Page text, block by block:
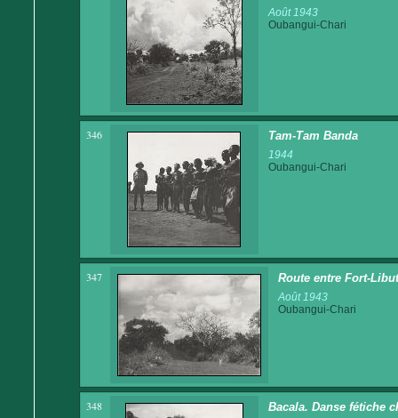
Août 1943
Oubangui-Chari
346 Tam-Tam Banda
1944
Oubangui-Chari
347 Route entre Fort-
Août 1943
Oubangui-Chari
348 Bacala. Danse fétiche